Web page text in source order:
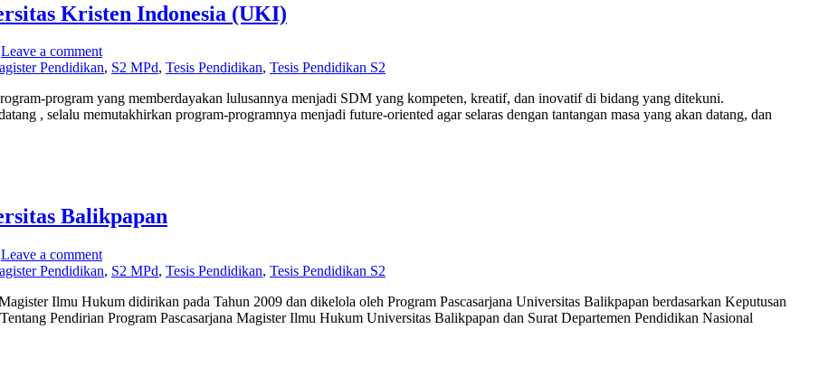
Kristen Indonesia (UKI)
Leave a comment
Pendidikan, S2 MPd, Tesis Pendidikan, Tesis Pendidikan S2
program yang memberdayakan lulusannya menjadi SDM yang kompeten, kreatif, dan inovatif di bidang yang ditekuni.
, selalu memutakhirkan program-programnya menjadi future-oriented agar selaras dengan tantangan masa yang akan datang, dan
Balikpapan
Leave a comment
Pendidikan, S2 MPd, Tesis Pendidikan, Tesis Pendidikan S2
Ilmu Hukum didirikan pada Tahun 2009 dan dikelola oleh Program Pascasarjana Universitas Balikpapan berdasarkan Keputusan
Pendirian Program Pascasarjana Magister Ilmu Hukum Universitas Balikpapan dan Surat Departemen Pendidikan Nasional